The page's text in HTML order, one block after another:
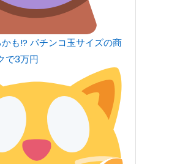
かも!? パチンコ玉サイズの商
で3万円